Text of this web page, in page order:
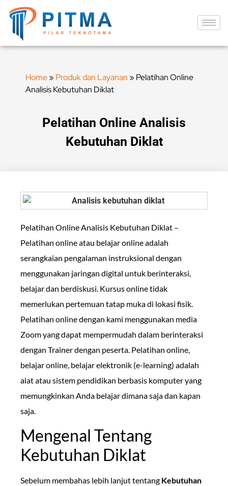
Home» Produk dan Layanan » Pelatihan Online
Analisis Kebutuhan Diklat
Pelatihan Online Analisis
Kebutuhan Diklat
Pelatihan Online Analisis Kebutuhan Diklat –
Pelatihan online atau belajar online adalah
serangkaian pengalaman instruksional dengan
menggunakan jaringan digital untuk berinteraksi,
belajar dan berdiskusi. Kursus online tidak
memerlukan pertemuan tatap muka di lokasi fisik.
Pelatihan online dengan kami menggunakan media
Zoom yang dapat mempermudah dalam berinteraksi
dengan Trainer dengan peserta. Pelatihan online,
belajar online, belajar elektronik (e-learning) adalah
alat atau sistem pendidikan berbasis komputer yang
memungkinkan Anda belajar dimana saja dan kapan
saja.
Mengenal Tentang
Kebutuhan Diklat
Sebelum membahas lebih lanjut tentang Kebutuhan